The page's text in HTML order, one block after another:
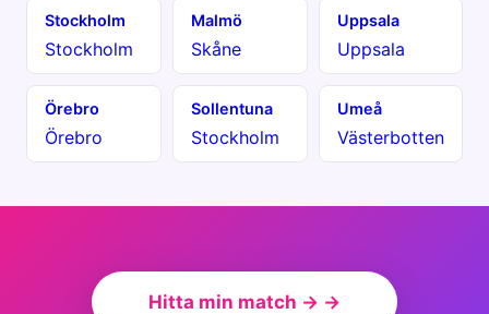
Stockholm
Stockholm
Malmö
Skåne
Uppsala
Uppsala
Örebro
Örebro
Sollentuna
Stockholm
Umeå
Västerbotten
Hitta min match → →